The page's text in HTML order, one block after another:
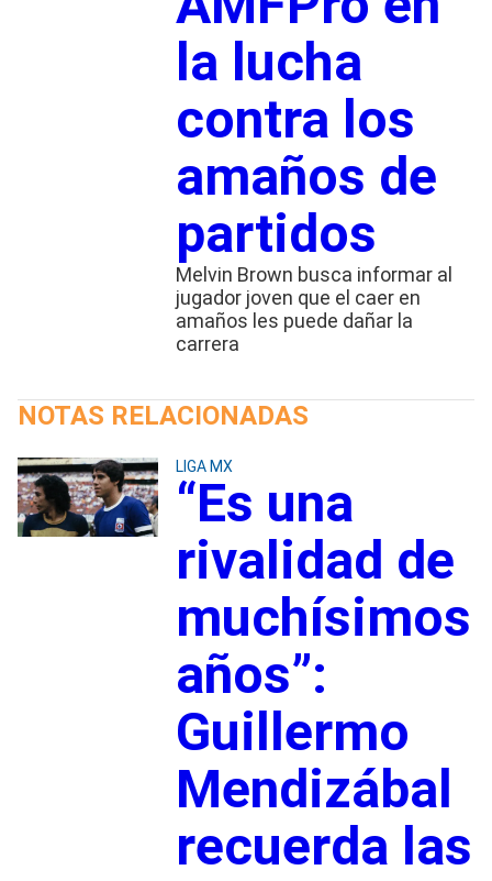
la lucha
contra los
amaños de
partidos
Melvin Brown busca informar al
jugador joven que el caer en
amaños les puede dañar la
carrera
NOTAS RELACIONADAS
LIGA MX
“Es una
rivalidad de
muchísimos
años”:
Guillermo
Mendizábal
recuerda las